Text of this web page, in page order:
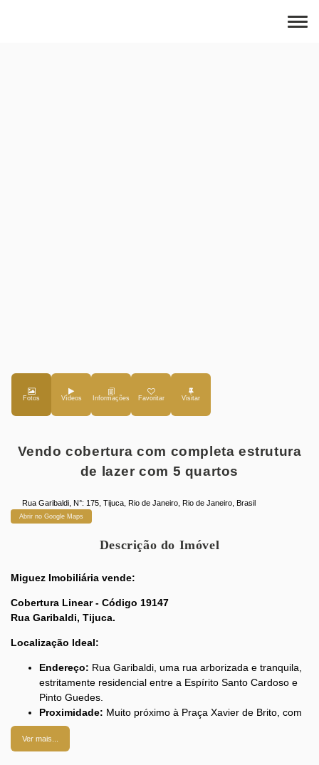
Fotos Vídeos Favoritar
Vendo cobertura com completa estrutura
de lazer com 5 quartos
Rua Garibaldi ,N°: 175 ,Tijuca ,Rio de Janeiro ,Rio de Janeiro ,Brasil
Abrir no Google Maps
Descrição do Imóvel
Miguez Imobiliária vende:
Cobertura Linear - Código 19147
Rua Garibaldi, Tijuca.
Localização Ideal:
Endereço: Rua Garibaldi, uma rua arborizada e tranquila,
estritamente residencial entre a Espírito Santo Cardoso e
Pinto Guedes.
Proximidade: Muito próximo à Praça Xavier de Brito, com
atividades infantis e espaço para atividades físicas.
Comércio Local:
Ver mais...